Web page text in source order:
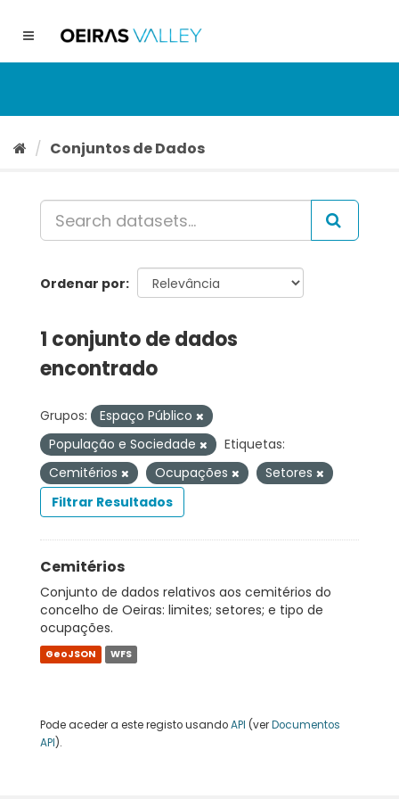
conteúdo
Toggle
Conjuntos de Dados
Ordenar por
1 conjunto de dados
encontrado
Grupos:
Espaço Público
População e Sociedade
Etiquetas:
Cemitérios
Ocupações
Setores
Filtrar Resultados
Cemitérios
Conjunto de dados relativos aos cemitérios do
concelho de Oeiras: limites; setores; e tipo de
ocupações.
GeoJSON WFS
Pode aceder a este registo usandoAPI (verDocumentos
API).